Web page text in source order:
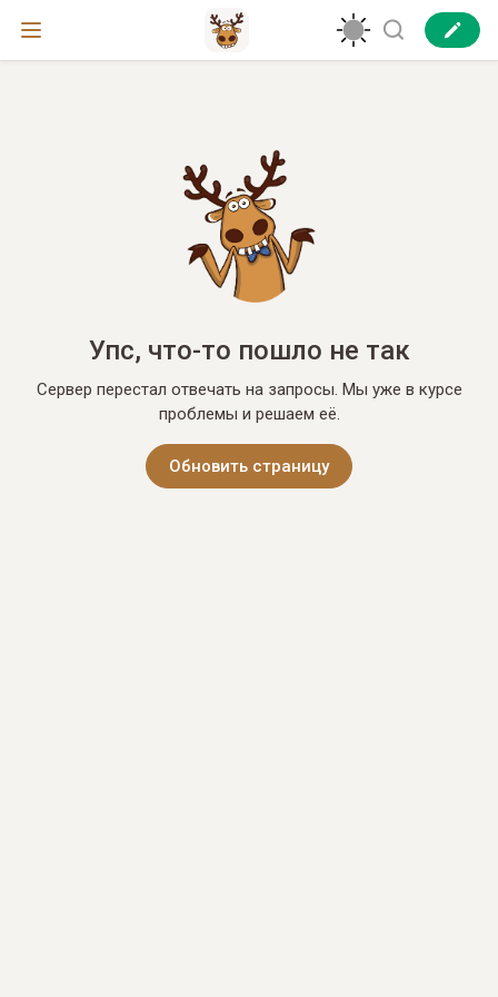
Упс, что-то пошло не так
Сервер перестал отвечать на запросы. Мы уже в курсе
проблемы и решаем её.
Обновить страницу